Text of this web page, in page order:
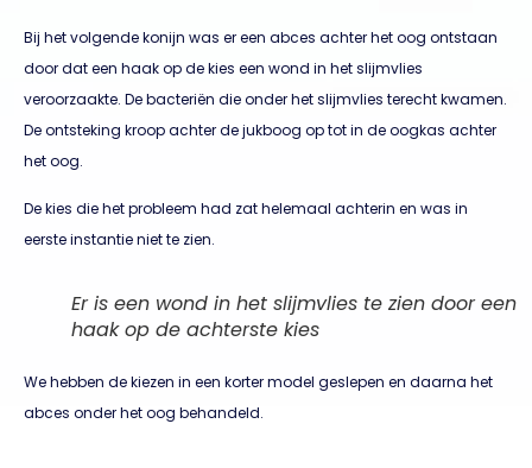
Bij het volgende konijn was er een abces achter het oog ontstaan
door dat een haak op de kies een wond in het slijmvlies
veroorzaakte. De bacteriën die onder het slijmvlies terecht kwamen.
De ontsteking kroop achter de jukboog op tot in de oogkas achter
het oog.
De kies die het probleem had zat helemaal achterin en was in
eerste instantie niet te zien.
Er is een wond in het slijmvlies te zien door een
haak op de achterste kies
We hebben de kiezen in een korter model geslepen en daarna het
abces onder het oog behandeld.